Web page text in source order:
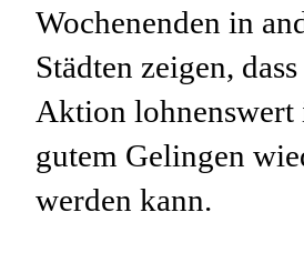
Wochenenden in
Städten zeigen,
Aktion lohnenswert
gutem Gelingen
werden kann.